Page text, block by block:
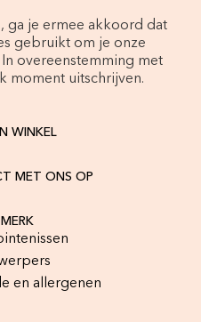
ga je ermee akkoord dat
gebruikt om je onze
overeenstemming met
moment uitschrijven.
WINKEL
MET ONS OP
en allergenen